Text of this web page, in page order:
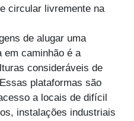
circular livremente na
de alugar uma
em caminhão é a
consideráveis de
plataformas são
a locais de difícil
instalações industriais